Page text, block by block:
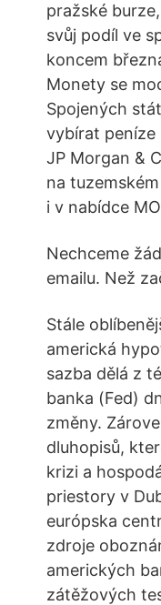
pražské
svůj podíl ve
koncem
Monety se
Spojených
vybírat peníze
JP Morgan &
na
i v nabídce
Nechceme
emailu. Než
Stále
americká
sazba dělá z
banka (Fed)
změny.
dluhopisů,
krizi a
priestory v
európska
zdroje
amerických
zátěžových